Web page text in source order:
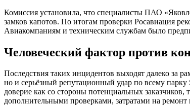
Комиссия установила, что специалисты ПАО
замков капотов. По итогам проверки Росавиация
Авиакомпаниям и техническим службам было
Человеческий фактор против
Последствия таких инцидентов выходят далеко за
но и серьёзный репутационный удар по всему
доверие как со стороны потенциальных
дополнительными проверками, затратами на